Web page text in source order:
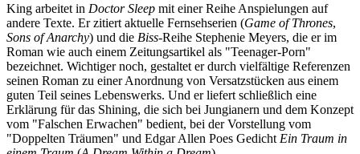
King arbeitet in Doctor Sleep mit einer Reihe Anspielungen auf
andere Texte. Er zitiert aktuelle Fernsehserien (Game of Thrones,
Sons of Anarchy) und die Biss-Reihe Stephenie Meyers, die er im
Roman wie auch einem Zeitungsartikel als "Teenager-Porn"
bezeichnet. Wichtiger noch, gestaltet er durch vielfältige Referenzen
seinen Roman zu einer Anordnung von Versatzstücken aus einem
guten Teil seines Lebenswerks. Und er liefert schließlich eine
Erklärung für das Shining, die sich bei Jungianern und dem Konzept
vom "Falschen Erwachen" bedient, bei der Vorstellung vom
"Doppelten Träumen" und Edgar Allen Poes Gedicht Ein Traum in